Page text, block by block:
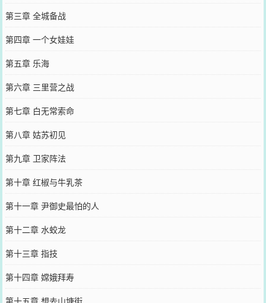
第三章 全城备战
第四章 一个女娃娃
第五章 乐海
第六章 三里营之战
第七章 白无常索命
第八章 姑苏初见
第九章 卫家阵法
第十章 红椒与牛乳茶
第十一章 尹御史最怕的人
第十二章 水蛟龙
第十三章 指技
第十四章 嫦娥拜寿
第十五章 想去山塘街